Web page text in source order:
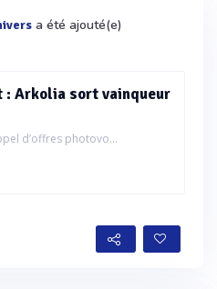
a été ajouté(e)
: Arkolia sort vainqueur
d’offres photovo...